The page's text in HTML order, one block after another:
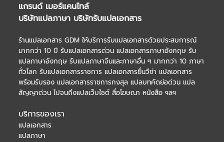
แกรนด์ เมอร์แคนไทล์
บริษัทแปลภาษา บริษัทรับแปลเอกสาร
ร้านแปลเอกสาร GDM ให้บริการรับแปลเอกสารด้วยประสบการณ์
มากกว่า 10 ปี รับแปลเอกสารด่วน แปลเอกสารภาษาอังกฤษ รับ
แปลภาษาอังกฤษ รับแปลภาษาจีนและภาษาอื่น ๆ มากกว่า 10 ภาษา
ทั่วโลก รับแปลเอกสารราชการ แปลเอกสารยื่นวีซ่า แปลเอกสาร
พร้อมรับรอง แปลเอกสารราชการกงสุลแปลบทคัดย่อด่วน แปล
สัญญาด่วน ไปจนถึงแปลเว็บไซต์ สื่อโฆษณา หนังสือ ฯลฯ
บริการของเรา
แปลเอกสาร
แปลภาษา